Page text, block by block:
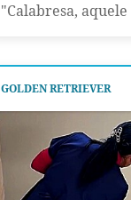
"Calabresa,
GOLDEN RETRIEVER